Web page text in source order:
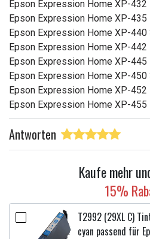
Epson Expression Home XP-432
Epson Expression Home XP-435
Epson Expression Home XP-440
Epson Expression Home XP-442
Epson Expression Home XP-445
Epson Expression Home XP-450
Epson Expression Home XP-452
Epson Expression Home XP-455
Antworten
Kaufe mehr
15%
T2992 (29XL C)
cyan passend für